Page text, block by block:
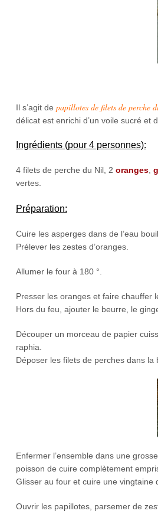
Il s’agit de papillotes de filets de perche
délicat est enrichi d’un voile sucré et
Ingrédients (pour 4 personnes):
4 filets de perche du Nil, 2 oranges,
vertes.
Préparation:
Cuire les asperges dans de l’eau
Prélever les zestes d’oranges.
Allumer le four à 180 °.
Presser les oranges et faire chauffer
Hors du feu, ajouter le beurre, le
Découper un morceau de papier
raphia.
Déposer les filets de perches dans
Enfermer l’ensemble dans une
poisson de cuire complètement
Glisser au four et cuire une vingtaine
Ouvrir les papillotes, parsemer de